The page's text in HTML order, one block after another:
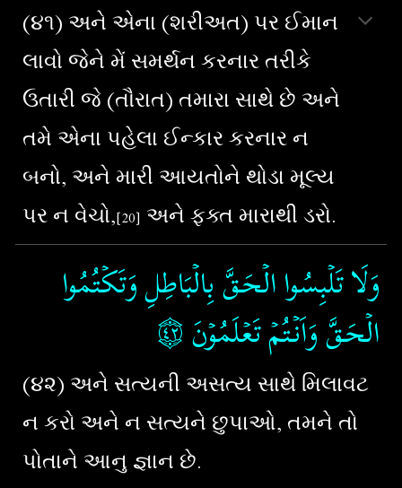
(૪૧)અને એના (શરીઅત) પર ઈમાન
લાવો જેને મેં સમર્થન કરનાર તરીકે
ઉતારી જે (તૌરાત) તમારા સાથે છે અને
તમે એના પહેલા ઈન્કાર કરનાર ન
બનો, અને મારી આયતોને થોડા મૂલ્ય
પર ન વેચો,[20] અને ફક્ત મારાથી ડરો.
وَلَا تَلۡبِسُوا الۡحَـقَّ بِالۡبَاطِلِ وَتَكۡتُمُوا
الۡحَـقَّ وَاَنۡتُمۡ تَعۡلَمُوۡنَ‏۝٤
(૪૨)અને સત્યની અસત્ય સાથે મિલાવટ
ન કરો અને ન સત્યને છુપાઓ, તમને તો
પોતાને આનુ જ્ઞાન છે.